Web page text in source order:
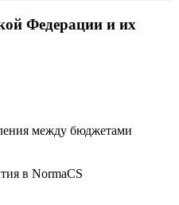
Федерации и их
между бюджетами
в NormaCS